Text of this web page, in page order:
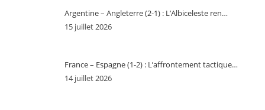
Argentine – Angleterre (2-1) : L’Albiceleste ren…
15 juillet 2026
France – Espagne (1-2) : L’affrontement tactique…
14 juillet 2026